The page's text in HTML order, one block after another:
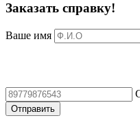
Заказать справку!
Ваше имя